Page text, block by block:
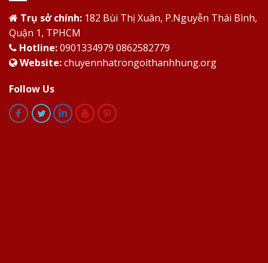
Trụ sở chính: 182 Bùi Thị Xuân, P.Nguyễn Thái Bình,
Quận 1, TPHCM
Hotline:0901334979 0862582779
Website:chuyennhatrongoithanhhung.org
Follow Us